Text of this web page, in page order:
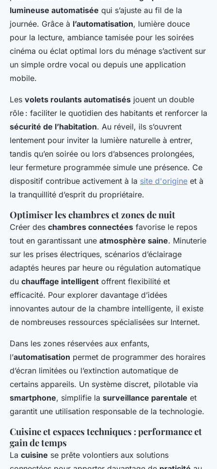
lumineuse automatisée qui s’ajuste au fil de la
journée. Grâce à l’automatisation, lumière douce
pour la lecture, ambiance tamisée pour les soirées
cinéma ou éclat optimal lors du ménage s’activent sur
un simple ordre vocal ou depuis une application
mobile.
Les volets roulants automatisés jouent un double
rôle : faciliter le quotidien des habitants et renforcer la
sécurité de l’habitation. Au réveil, ils s’ouvrent
lentement pour inviter la lumière naturelle à entrer,
tandis qu’en soirée ou lors d’absences prolongées,
leur fermeture programmée simule une présence. Ce
dispositif contribue activement à la site d'origine et à
la tranquillité d’esprit du propriétaire.
Optimiser les chambres et zones de nuit
Créer des chambres connectées favorise le repos
tout en garantissant une atmosphère saine. Minuterie
sur les prises électriques, scénarios d’éclairage
adaptés heures par heure ou régulation automatique
du chauffage intelligent offrent flexibilité et
efficacité. Pour explorer davantage d’idées
innovantes autour de la chambre intelligente, il existe
de nombreuses ressources spécialisées sur Internet.
Dans les zones réservées aux enfants,
l’automatisation permet de programmer des horaires
d’écran limitées ou l’extinction automatique de
certains appareils. Un système discret, pilotable via
smartphone, simplifie la surveillance parentale et
garantit une utilisation responsable de la technologie.
Cuisine et espaces techniques : performance et
gain de temps
La cuisine se prête volontiers aux solutions